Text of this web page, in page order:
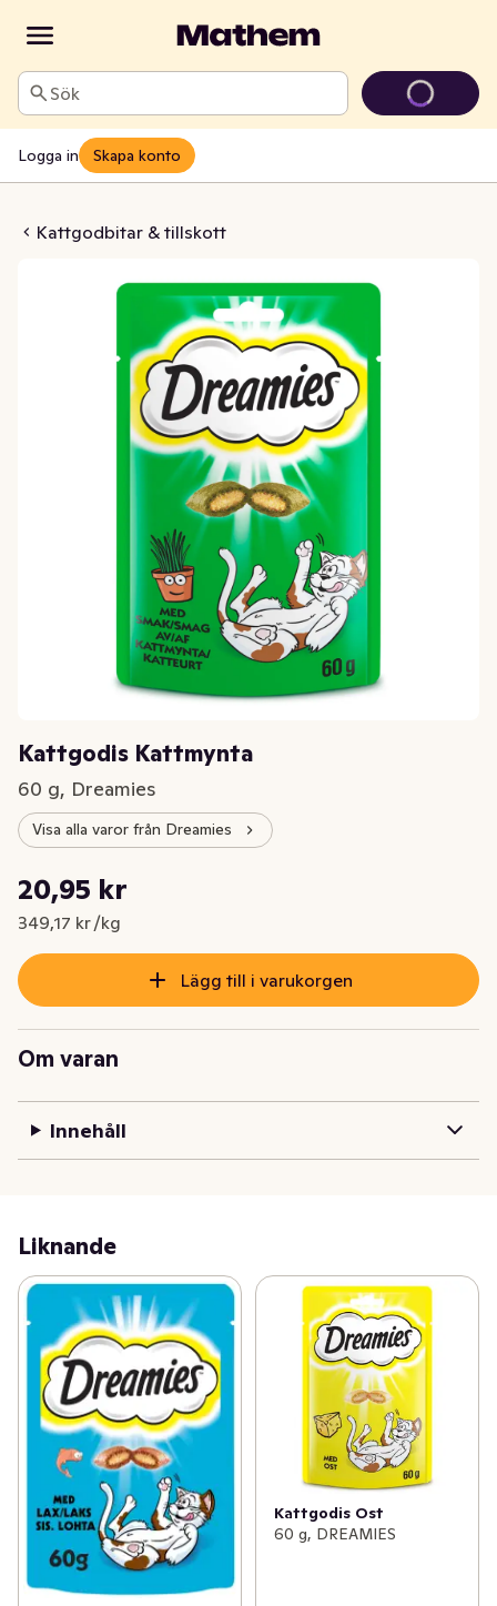
Sök
Logga in Skapa konto
Kattgodbitar & tillskott
Kattmynta
Kattgodis Kattmynta
60 g, Dreamies
Visa alla varor från Dreamies
Nuvarande pris är: 20,95 kr
20,95 kr
349,17 kr /kg
Styckpris: 349,17 kr /kg
Lägg till i varukorgen
Om varan
Innehåll
Liknande
Kattgodis Ost
60 g, DREAMIES